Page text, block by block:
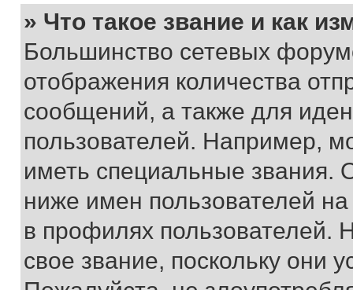
» Что такое звание и как
Большинство сетевых
отображения количества
сообщений, а также для
пользователей. Например,
иметь специальные звания.
ниже имен пользователей
в профилях
свое звание, поскольку они